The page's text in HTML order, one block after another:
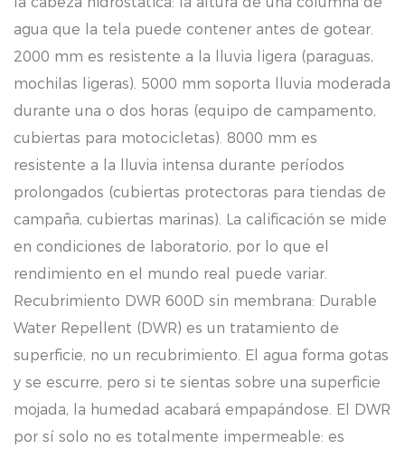
agua que la tela puede contener antes de gotear.
2000 mm es resistente a la lluvia ligera (paraguas,
mochilas ligeras). 5000 mm soporta lluvia moderada
durante una o dos horas (equipo de campamento,
cubiertas para motocicletas). 8000 mm es
resistente a la lluvia intensa durante períodos
prolongados (cubiertas protectoras para tiendas de
campaña, cubiertas marinas). La calificación se mide
en condiciones de laboratorio, por lo que el
rendimiento en el mundo real puede variar.
Recubrimiento DWR 600D sin membrana: Durable
Water Repellent (DWR) es un tratamiento de
superficie, no un recubrimiento. El agua forma gotas
y se escurre, pero si te sientas sobre una superficie
mojada, la humedad acabará empapándose. El DWR
por sí solo no es totalmente impermeable: es